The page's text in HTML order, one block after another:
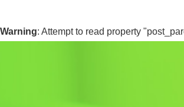
Warning: Attempt to read property